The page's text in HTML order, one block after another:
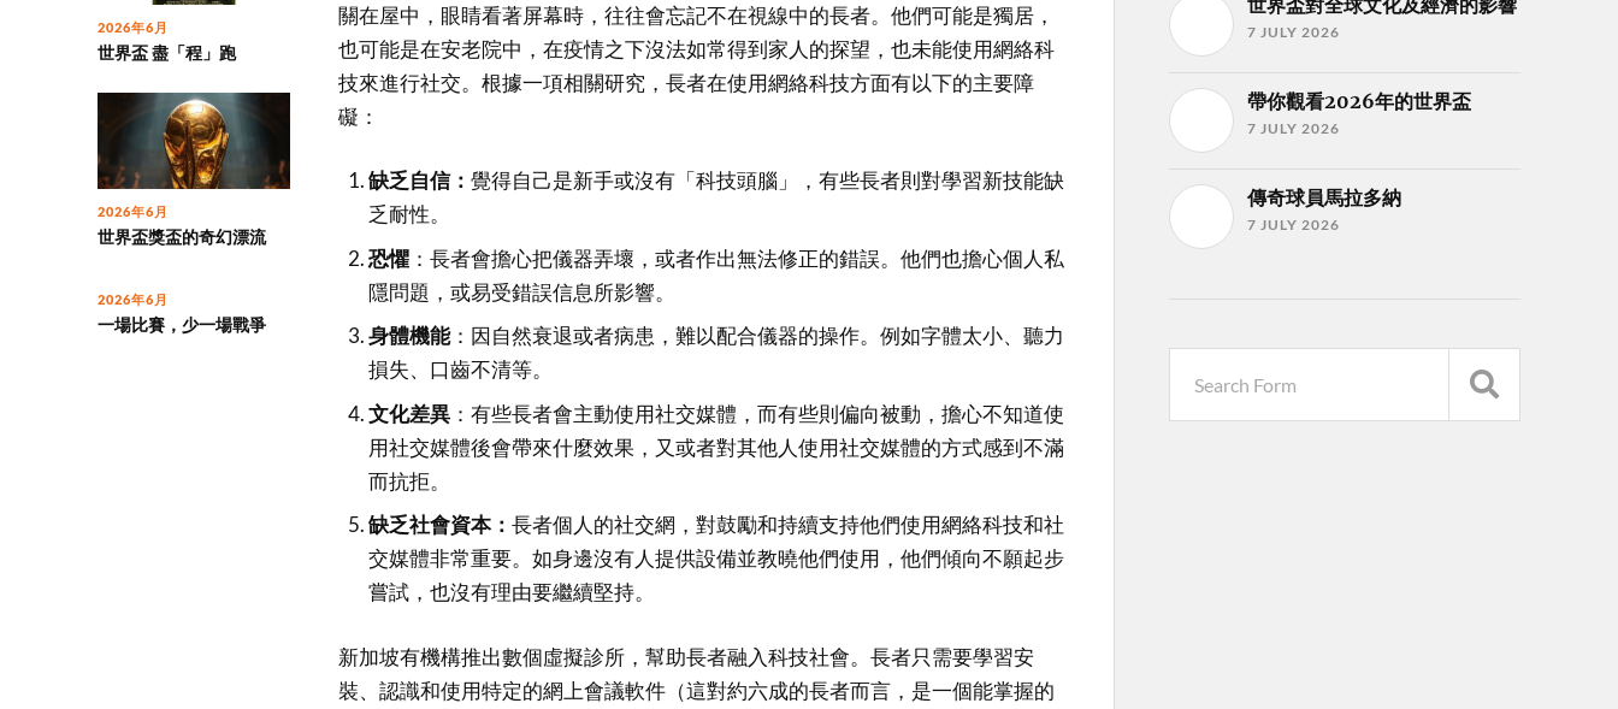
2026年6月
世界盃 盡「程」跑
2026年6月
世界盃獎盃的奇幻漂流
2026年6月
一場比賽，少一場戰爭
關在屋中，眼睛看著屏幕時，往往會忘記不在視線中的長者。他們可能是獨居，
也可能是在安老院中，在疫情之下沒法如常得到家人的探望，也未能使用網絡科
技來進行社交。根據一項相關研究，長者在使用網絡科技方面有以下的主要障
礙：
缺乏自信：覺得自己是新手或沒有「科技頭腦」，有些長者則對學習新技能缺
乏耐性。
恐懼 ：長者會擔心把儀器弄壞，或者作出無法修正的錯誤。他們也擔心個人私
隱問題，或易受錯誤信息所影響。
身體機能：因自然衰退或者病患，難以配合儀器的操作。例如字體太小、聽力
損失、口齒不清等。
文化差異 ：有些長者會主動使用社交媒體，而有些則偏向被動，擔心不知道使
用社交媒體後會帶來什麼效果，又或者對其他人使用社交媒體的方式感到不滿
而抗拒。
缺乏社會資本：長者個人的社交網，對鼓勵和持續支持他們使用網絡科技和社
交媒體非常重要。如身邊沒有人提供設備並教曉他們使用，他們傾向不願起步
嘗試，也沒有理由要繼續堅持。
新加坡有機構推出數個虛擬診所，幫助長者融入科技社會。長者只需要學習安
裝、認識和使用特定的網上會議軟件（這對約六成的長者而言，是一個能掌握的
世界盃對全球文化及經濟的影響
7 JULY 2026
帶你觀看2026年的世界盃
7 JULY 2026
傳奇球員馬拉多納
7 JULY 2026